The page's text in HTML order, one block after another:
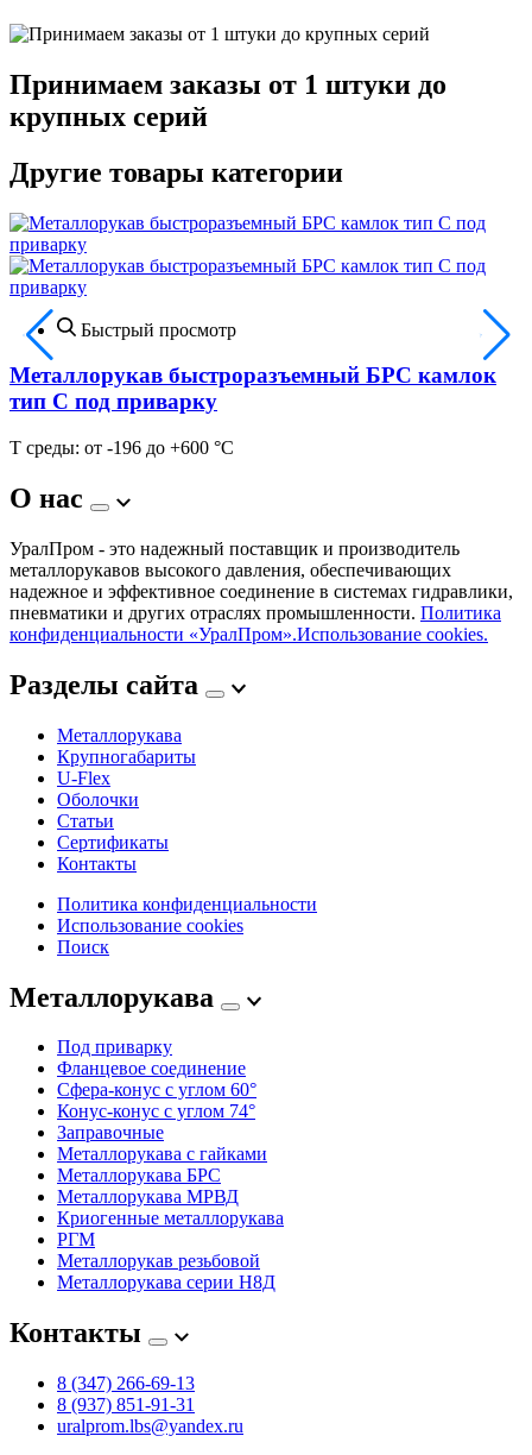
Принимаем заказы от 1 штуки до
крупных серий
Другие товары категории
Быстрый просмотр
Металлорукав быстроразъемный БРС камлок
тип C под приварку
Т среды: от -196 до +600 °С
О нас
УралПром - это надежный поставщик и производитель
металлорукавов высокого давления, обеспечивающих
надежное и эффективное соединение в системах гидравлики,
пневматики и других отраслях промышленности. Политика
конфиденциальности «УралПром».Использование cookies.
Разделы сайта
Металлорукава
Крупногабариты
U-Flex
Оболочки
Статьи
Сертификаты
Контакты
Политика конфиденциальности
Использование cookies
Поиск
Металлорукава
Под приварку
Фланцевое соединение
Сфера-конус с углом 60°
Конус-конус с углом 74°
Заправочные
Металлорукава с гайками
Металлорукава БРС
Металлорукава МРВД
Криогенные металлорукава
РГМ
Металлорукав резьбовой
Металлорукава серии Н8Д
Контакты
8 (347) 266‑69‑13
8 (937) 851‑91‑31
uralprom.lbs@yandex.ru